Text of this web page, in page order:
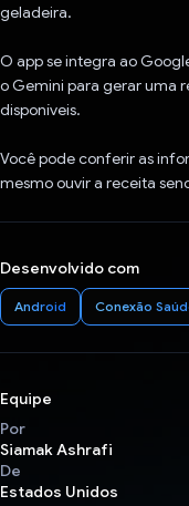
geladeira.
O app se integra ao
o Gemini para gerar uma
disponíveis.
Você pode conferir as
mesmo ouvir a receita
Desenvolvido com
Android Conexão
Equipe
Por
Siamak Ashrafi
De
Estados Unidos